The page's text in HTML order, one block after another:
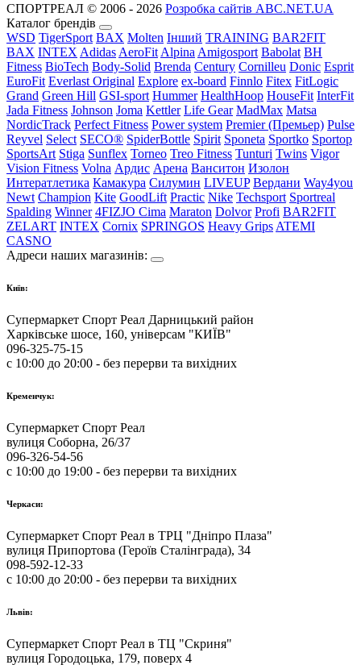
СПОРТРЕАЛ © 2006 - 2026 Розробка сайтів ABC.NET.UA
Каталог брендів
WSD TigerSport BAX Molten Інший TRAINING BAR2FIT
BAX INTEX Adidas AeroFit Alpina Amigosport Babolat BH
Fitness BioTech Body-Solid Brenda Century Cornilleu Donic Esprit
EuroFit Everlast Original Explore ex-board Finnlo Fitex FitLogic
Grand Green Hill GSI-sport Hummer HealthHoop HouseFit InterFit
Jada Fitness Johnson Joma Kettler Life Gear MadMax Matsa
NordicTrack Perfect Fitness Power system Premier (Премьер) Pulse
Reyvel Select SECO® SpiderBottle Spirit Sponeta Sportko Sportop
SportsArt Stiga Sunflex Torneo Treo Fitness Tunturi Twins Vigor
Vision Fitness Volna Ардис Арена Ванситон Изолон
Интератлетика Камакура Силумин LIVEUP Вердани Way4you
Newt Champion Kite GoodLift Practic Nike Techsport Sportreal
Spalding Winner 4FIZJO Cima Maraton Dolvor Profi BAR2FIT
ZELART INTEX Cornix SPRINGOS Heavy Grips ATEMI
CASNO
Адреси наших магазинів:
Київ:
Супермаркет Спорт Реал Дарницький район
Харківське шосе, 160, універсам "КИЇВ"
096-325-75-15
с 10:00 до 20:00 - без перерви та вихідних
Кременчук:
Супермаркет Спорт Реал
вулиця Соборна, 26/37
096-326-54-56
с 10:00 до 19:00 - без перерви та вихідних
Черкаси:
Супермаркет Спорт Реал в ТРЦ "Дніпро Плаза"
вулиця Припортова (Героїв Сталінграда), 34
098-592-12-33
с 10:00 до 20:00 - без перерви та вихідних
Львів:
Супермаркет Спорт Реал в ТЦ "Скриня"
вулиця Городоцька, 179, поверх 4